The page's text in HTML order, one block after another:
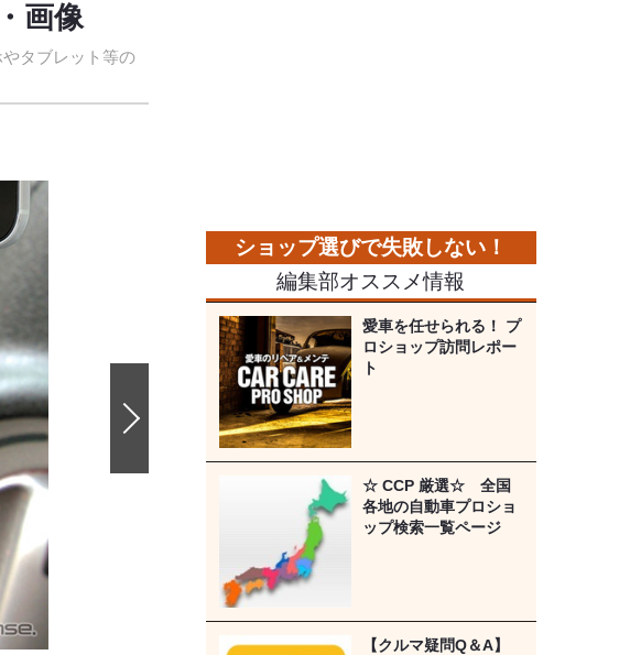
画像
タブレット等の
編集部オススメ情報
愛車を任せられる！ プ
ロショップ訪問レポー
ト
☆ CCP 厳選☆ 全国
各地の自動車プロショ
ップ検索一覧ページ
【クルマ疑問Q＆A】